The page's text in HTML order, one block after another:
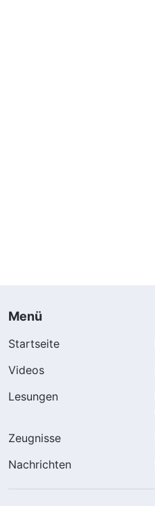
Menü
Startseite
Videos
Lesungen
Zeugnisse
Nachrichten